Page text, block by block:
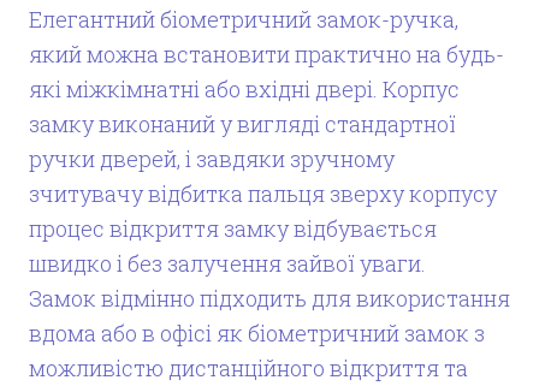
Елегантний біометричний замок-ручка,
який можна встановити практично на будь-
які міжкімнатні або вхідні двері. Корпус
замку виконаний у вигляді стандартної
ручки дверей, і завдяки зручному
зчитувачу відбитка пальця зверху корпусу
процес відкриття замку відбувається
швидко і без залучення зайвої уваги.
Замок відмінно підходить для використання
вдома або в офісі як біометричний замок з
можливістю дистанційного відкриття та